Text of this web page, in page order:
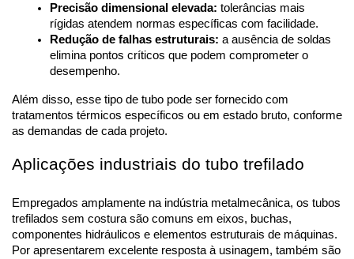
Precisão dimensional elevada: tolerâncias mais
rígidas atendem normas específicas com facilidade.
Redução de falhas estruturais: a ausência de soldas
elimina pontos críticos que podem comprometer o
desempenho.
Além disso, esse tipo de tubo pode ser fornecido com
tratamentos térmicos específicos ou em estado bruto, conforme
as demandas de cada projeto.
Aplicações industriais do tubo trefilado
Empregados amplamente na indústria metalmecânica, os tubos
trefilados sem costura são comuns em eixos, buchas,
componentes hidráulicos e elementos estruturais de máquinas.
Por apresentarem excelente resposta à usinagem, também são